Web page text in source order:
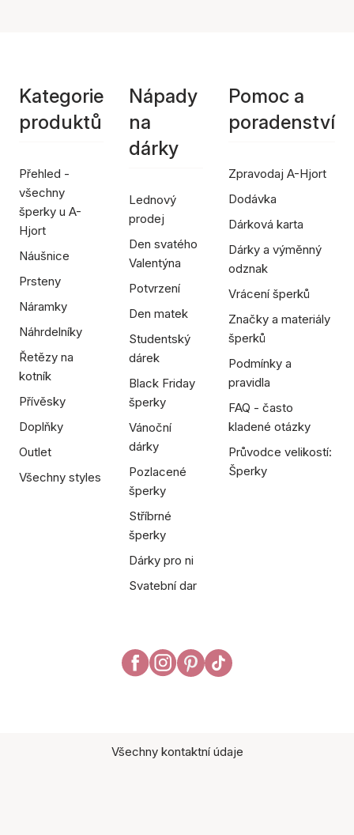
Kategorie
produktů
Přehled -
všechny
šperky u A-
Hjort
Náušnice
Prsteny
Náramky
Náhrdelníky
Řetězy na
kotník
Přívěsky
Doplňky
Outlet
Všechny styles
Nápady
na
dárky
Lednový
prodej
Den svatého
Valentýna
Potvrzení
Den matek
Studentský
dárek
Black Friday
šperky
Vánoční
dárky
Pozlacené
šperky
Stříbrné
šperky
Dárky pro ni
Svatební dar
Pomoc a
poradenství
Zpravodaj A-Hjort
Dodávka
Dárková karta
Dárky a výměnný
odznak
Vrácení šperků
Značky a materiály
šperků
Podmínky a
pravidla
FAQ - často
kladené otázky
Průvodce velikostí:
Šperky
Všechny kontaktní údaje